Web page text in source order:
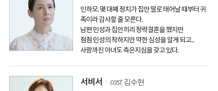
인하모. 몇 대째 정치가 집안 딸로 태어날 때부터 귀
족이라 감사할 줄 모른다.
남편 민성과 집안끼리 정략결혼을 했지만
점점 민성의 착하지만 약한 심성을 알게 되고...
사랑까진 아녀도 측은지심을 갖고 있다.
서비서 cast 김수현